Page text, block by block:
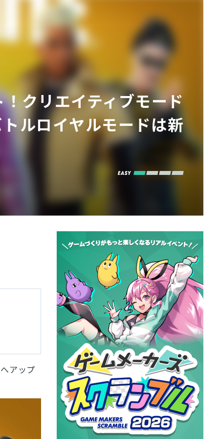
クリエイティブモード
ルロイヤルモードは新
へアップ